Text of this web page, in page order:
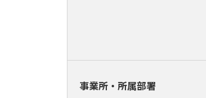
事業所・所属部署